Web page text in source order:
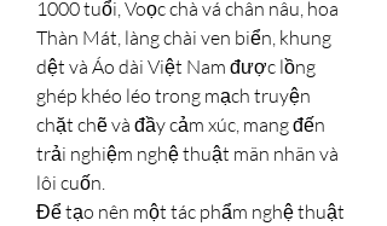
1000 tuổi, Voọc chà vá chân nâu, hoa
Thàn Mát, làng chài ven biển, khung
dệt và Áo dài Việt Nam được lồng
ghép khéo léo trong mạch truyện
chặt chẽ và đầy cảm xúc, mang đến
trải nghiệm nghệ thuật mãn nhãn và
lôi cuốn.
Để tạo nên một tác phẩm nghệ thuật